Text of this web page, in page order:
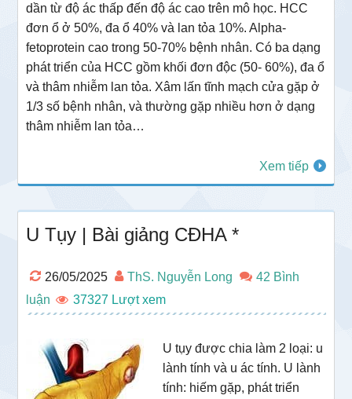
dần từ độ ác thấp đến độ ác cao trên mô học. HCC
đơn ổ ở 50%, đa ổ 40% và lan tỏa 10%. Alpha-
fetoprotein cao trong 50-70% bệnh nhân. Có ba dạng
phát triển của HCC gồm khối đơn độc (50- 60%), đa ổ
và thâm nhiễm lan tỏa. Xâm lấn tĩnh mạch cửa gặp ở
1/3 số bệnh nhân, và thường gặp nhiều hơn ở dạng
thâm nhiễm lan tỏa…
Xem tiếp
U Tụy | Bài giảng CĐHA *
26/05/2025 ThS. Nguyễn Long
42 Bình
luận
37327
U tụy được chia làm 2 loại: u
lành tính và u ác tính. U lành
tính: hiếm gặp, phát triển